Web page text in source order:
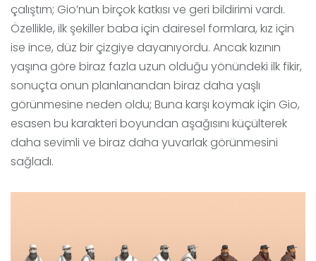
çalıştım; Gio’nun birçok katkısı ve geri bildirimi vardı.
Özellikle, ilk şekiller baba için dairesel formlara, kız için
ise ince, düz bir çizgiye dayanıyordu. Ancak kızının
yaşına göre biraz fazla uzun olduğu yönündeki ilk fikir,
sonuçta onun planlanandan biraz daha yaşlı
görünmesine neden oldu; Buna karşı koymak için Gio,
esasen bu karakteri boyundan aşağısını küçülterek
daha sevimli ve biraz daha yuvarlak görünmesini
sağladı.